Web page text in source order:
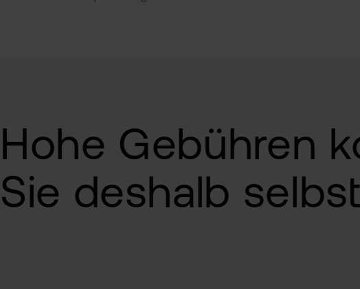
Hohe Gebühren
Sie deshalb selbst